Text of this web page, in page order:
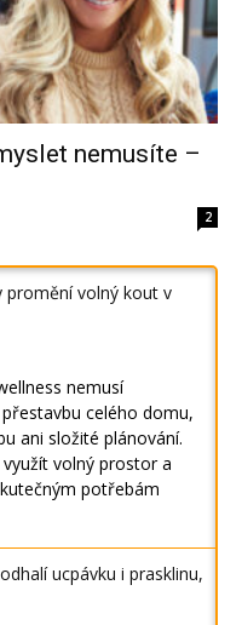
nemusíte –
2
promění volný kout v
nemusí
celého domu,
ani složité plánování.
volný prostor a
potřebám
ucpávku i prasklinu,